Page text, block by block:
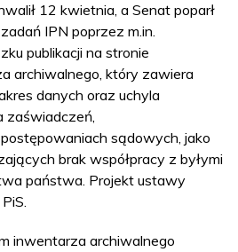
12 kwietnia, a Senat poparł
IPN poprzez m.in.
publikacji na stronie
archiwalnego, który zawiera
danych oraz uchyla
zaświadczeń,
sądowych, jako
brak współpracy z byłymi
państwa. Projekt ustawy
inwentarza archiwalnego